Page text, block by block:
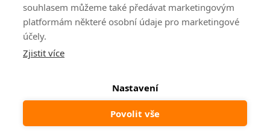
souhlasem můžeme také předávat marketingovým
platformám některé osobní údaje pro marketingové
účely.
Zjistit více
Nastavení
Povolit vše
Shoptet |mime digital
www.ak-nabytek.cz